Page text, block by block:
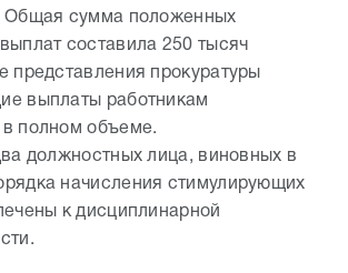
Общая сумма положенных
составила 250 тысяч
представления прокуратуры
выплаты работникам
полном объеме.
должностных лица, виновных в
начисления стимулирующих
к дисциплинарной